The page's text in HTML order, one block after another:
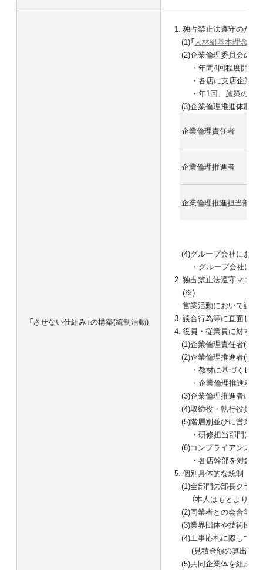
「させない仕組み」の構築(統制活動)
独占禁止法遵守のため
(1)「大林組基本理念
(2)企業倫理委員会の設
・年間4回程度開催
・各店に支店企業倫
・年1回、施策の運
(3)企業倫理推進体制の
企業倫理責任者
企業倫理推進者
企業倫理推進担当部門
(4)グループ会社におけ
・ グループ会社に
独占禁止法遵守マニ
(※)
営業活動において誤解
談合行為等に直面した
役員・従業員に対する
(1)企業倫理責任者(役
(2)企業倫理推進者(部
・教材に基づくレク
・企業倫理推進者は
(3)企業倫理推進者によ
(4)取締役・執行役員向
(5)階層別並びに営業担
・研修担当部門は、
(6)コンプライアンス
・各店幹部を対象に
個別具体的な統制・管
(1)全部門の部長クラス
（本人はもとより、
(2)同業者との会合等(
(3)業界団体や技術団体
(4)工事応札に際しての
(見積金額の算出や
(5)共同企業体を組成し